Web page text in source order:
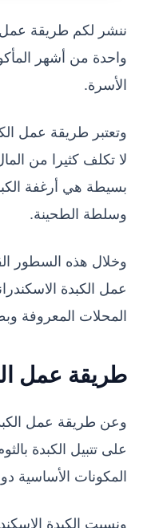
ننشر لكم طريقة عمل
واحدة من أشهر
الأسرة.
وتعتبر طريقة عمل
لا تكلف كثيرا من
بسيطة هي أرغفة
وسلطة الطحينة.
وخلال هذه السطور
عمل الكبدة
المحلات المعروفة
طريقة عمل
وعن طريقة عمل
على تتبيل الكبدة
المكونات الأساسية
ونسبت الكبدة